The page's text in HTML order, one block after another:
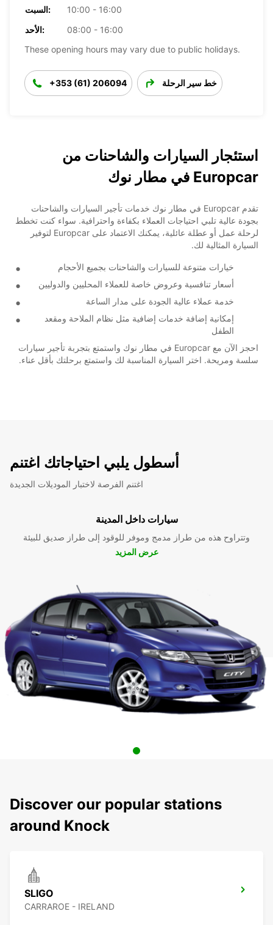
السبت:
10:00 - 16:00
الأحد:
08:00 - 16:00
These opening hours may vary due to public holidays.
+353 (61) 206094 خط سير الرحلة
استئجار السيارات والشاحنات من
Europcar في مطار نوك
تقدم Europcar في مطار نوك خدمات تأجير السيارات والشاحنات
بجودة عالية تلبي احتياجات العملاء بكفاءة واحترافية. سواء كنت تخطط
لرحلة عمل أو عطلة عائلية، يمكنك الاعتماد على Europcar لتوفير
السيارة المثالية لك.
خيارات متنوعة للسيارات والشاحنات بجميع الأحجام
أسعار تنافسية وعروض خاصة للعملاء المحليين والدوليين
خدمة عملاء عالية الجودة على مدار الساعة
إمكانية إضافة خدمات إضافية مثل نظام الملاحة ومقعد
الطفل
احجز الآن مع Europcar في مطار نوك واستمتع بتجربة تأجير سيارات
سلسة ومريحة. اختر السيارة المناسبة لك واستمتع برحلتك بأقل عناء.
أسطول يلبي احتياجاتك اغتنم
اغتنم الفرصة لاختبار الموديلات الجديدة
سيارات داخل المدينة
وتتراوح هذه من طراز مدمج وموفر للوقود إلى طراز صديق للبيئة
عرض المزيد
Discover our popular stations
around Knock
SLIGO
CARRAROE - IRELAND